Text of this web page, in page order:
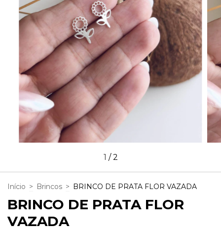
1 /2
Início > Brincos > BRINCO DE PRATA FLOR VAZADA
BRINCO DE PRATA FLOR
VAZADA